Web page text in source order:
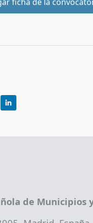
de Municipios